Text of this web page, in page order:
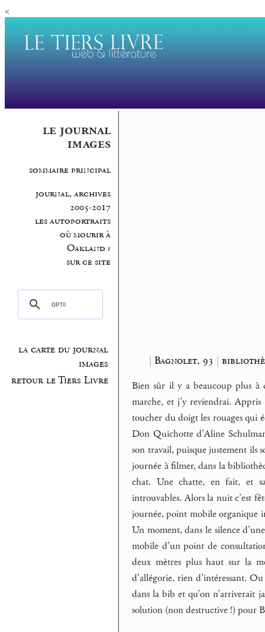
<
le journal
images
sommaire principal
journal, archives
2005-2017
les autoportraits
où mourir à
Oakland ?
sur ce site
la carte du journal
images
retour le Tiers Livre
| Bagnolet, 93 |
Bien sûr il y a beaucoup plus à
marche, et j’y reviendrai.
toucher du doigt les rouages qui
Don Quichotte d’Aline
son travail, puisque justement ils
journée à filmer, dans la
chat. Une chatte, en fait, et
introuvables. Alors la nuit c’est
journée, point mobile organique
Un moment, dans le silence
mobile d’un point de
deux mètres plus haut sur la
d’allégorie, rien d’intéressant.
dans la bib et qu’on n’arriverait
solution (non destructive !) pour